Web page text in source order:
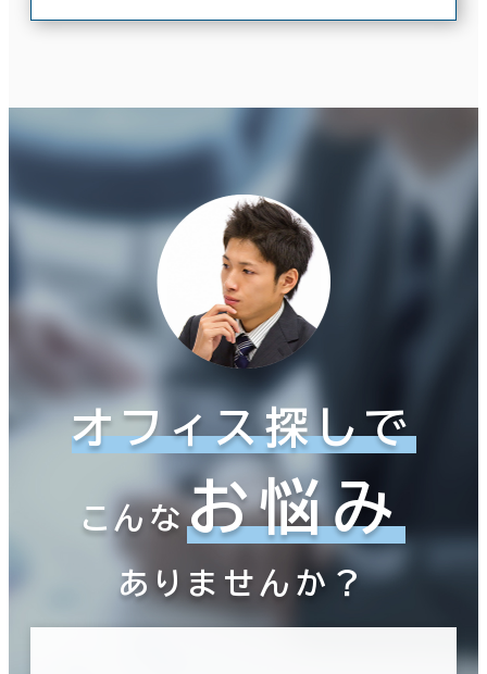
オフィス探しで
こんなお悩み
ありませんか？